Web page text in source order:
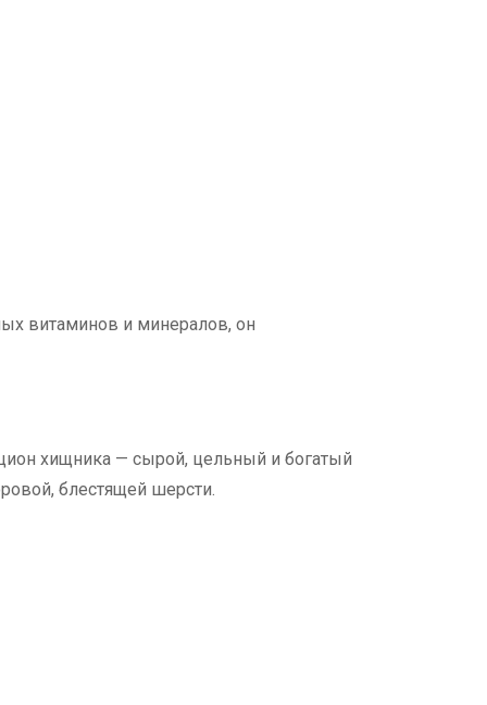
витаминов и минералов, он
хищника — сырой, цельный и богатый
блестящей шерсти.